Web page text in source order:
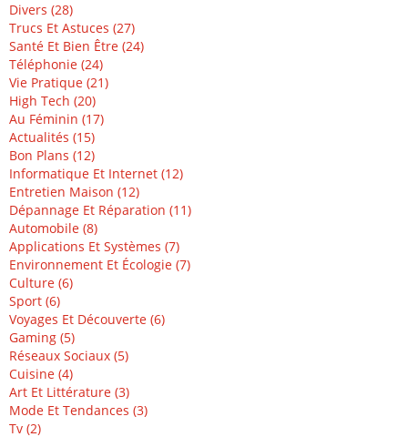
Divers (28)
Trucs Et Astuces (27)
Santé Et Bien Être (24)
Téléphonie (24)
Vie Pratique (21)
High Tech (20)
Au Féminin (17)
Actualités (15)
Bon Plans (12)
Informatique Et Internet (12)
Entretien Maison (12)
Dépannage Et Réparation (11)
Automobile (8)
Applications Et Systèmes (7)
Environnement Et Écologie (7)
Culture (6)
Sport (6)
Voyages Et Découverte (6)
Gaming (5)
Réseaux Sociaux (5)
Cuisine (4)
Art Et Littérature (3)
Mode Et Tendances (3)
Tv (2)